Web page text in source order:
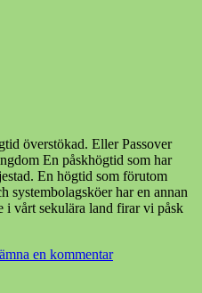
överstökad. Eller Passover
En påskhögtid som har
En högtid som förutom
systembolagsköer har en annan
i vårt sekulära land firar vi påsk
en kommentar